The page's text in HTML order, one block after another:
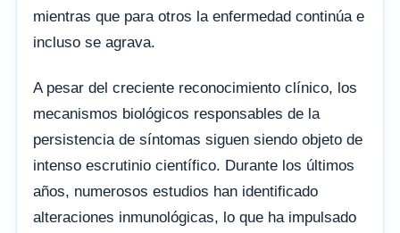
mientras que para otros la enfermedad continúa e
incluso se agrava.
A pesar del creciente reconocimiento clínico, los
mecanismos biológicos responsables de la
persistencia de síntomas siguen siendo objeto de
intenso escrutinio científico. Durante los últimos
años, numerosos estudios han identificado
alteraciones inmunológicas, lo que ha impulsado